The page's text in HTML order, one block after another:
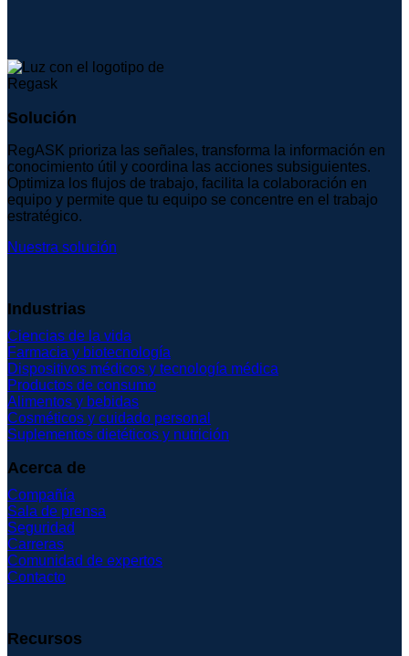
Solución
RegASK prioriza las señales, transforma la información en
conocimiento útil y coordina las acciones subsiguientes.
Optimiza los flujos de trabajo, facilita la colaboración en
equipo y permite que tu equipo se concentre en el trabajo
estratégico.
Nuestra solución
Industrias
Ciencias de la vida
Farmacia y biotecnología
Dispositivos médicos y tecnología médica
Productos de consumo
Alimentos y bebidas
Cosméticos y cuidado personal
Suplementos dietéticos y nutrición
Acerca de
Compañía
Sala de prensa
Seguridad
Carreras
Comunidad de expertos
Contacto
Recursos